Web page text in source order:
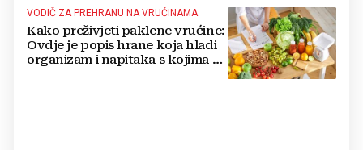
VODIČ ZA PREHRANU NA VRUĆINAMA
Kako preživjeti paklene vrućine:
Ovdje je popis hrane koja hladi
organizam i napitaka s kojima si